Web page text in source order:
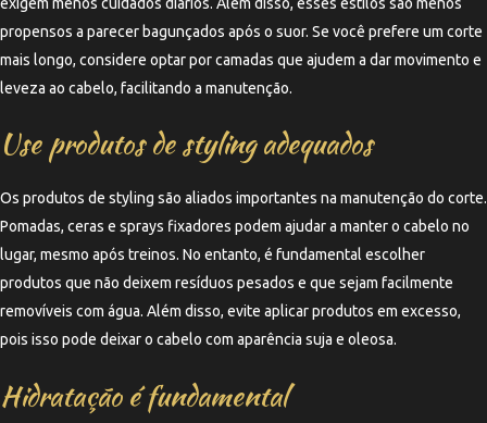
propensos a parecer bagunçados após o suor. Se você prefere um corte
mais longo, considere optar por camadas que ajudem a dar movimento e
leveza ao cabelo, facilitando a manutenção.
Use produtos de styling adequados
Os produtos de styling são aliados importantes na manutenção do corte.
Pomadas, ceras e sprays fixadores podem ajudar a manter o cabelo no
lugar, mesmo após treinos. No entanto, é fundamental escolher
produtos que não deixem resíduos pesados e que sejam facilmente
removíveis com água. Além disso, evite aplicar produtos em excesso,
pois isso pode deixar o cabelo com aparência suja e oleosa.
Hidratação é fundamental